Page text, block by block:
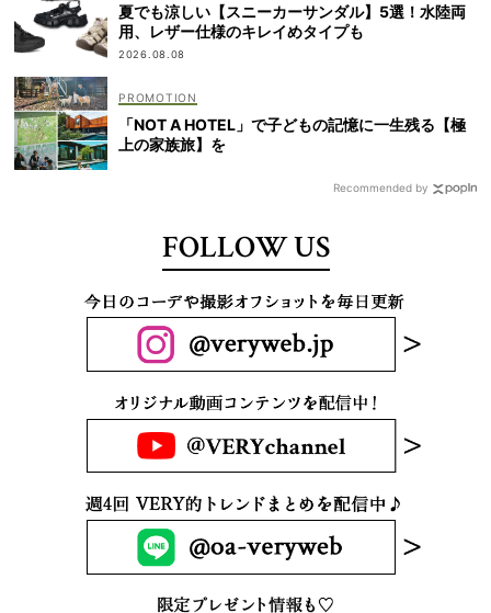
夏でも涼しい【スニーカーサンダル】5選！水陸両
用、レザー仕様のキレイめタイプも
2026.08.08
「NOT A HOTEL」で子どもの記憶に一生残る【極
上の家族旅】を
Recommended by
FOLLOW US